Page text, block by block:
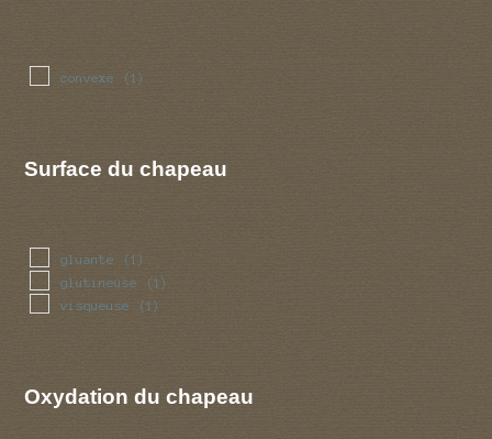
convexe (1)
Surface du chapeau
gluante (1)
glutineuse (1)
visqueuse (1)
Oxydation du chapeau